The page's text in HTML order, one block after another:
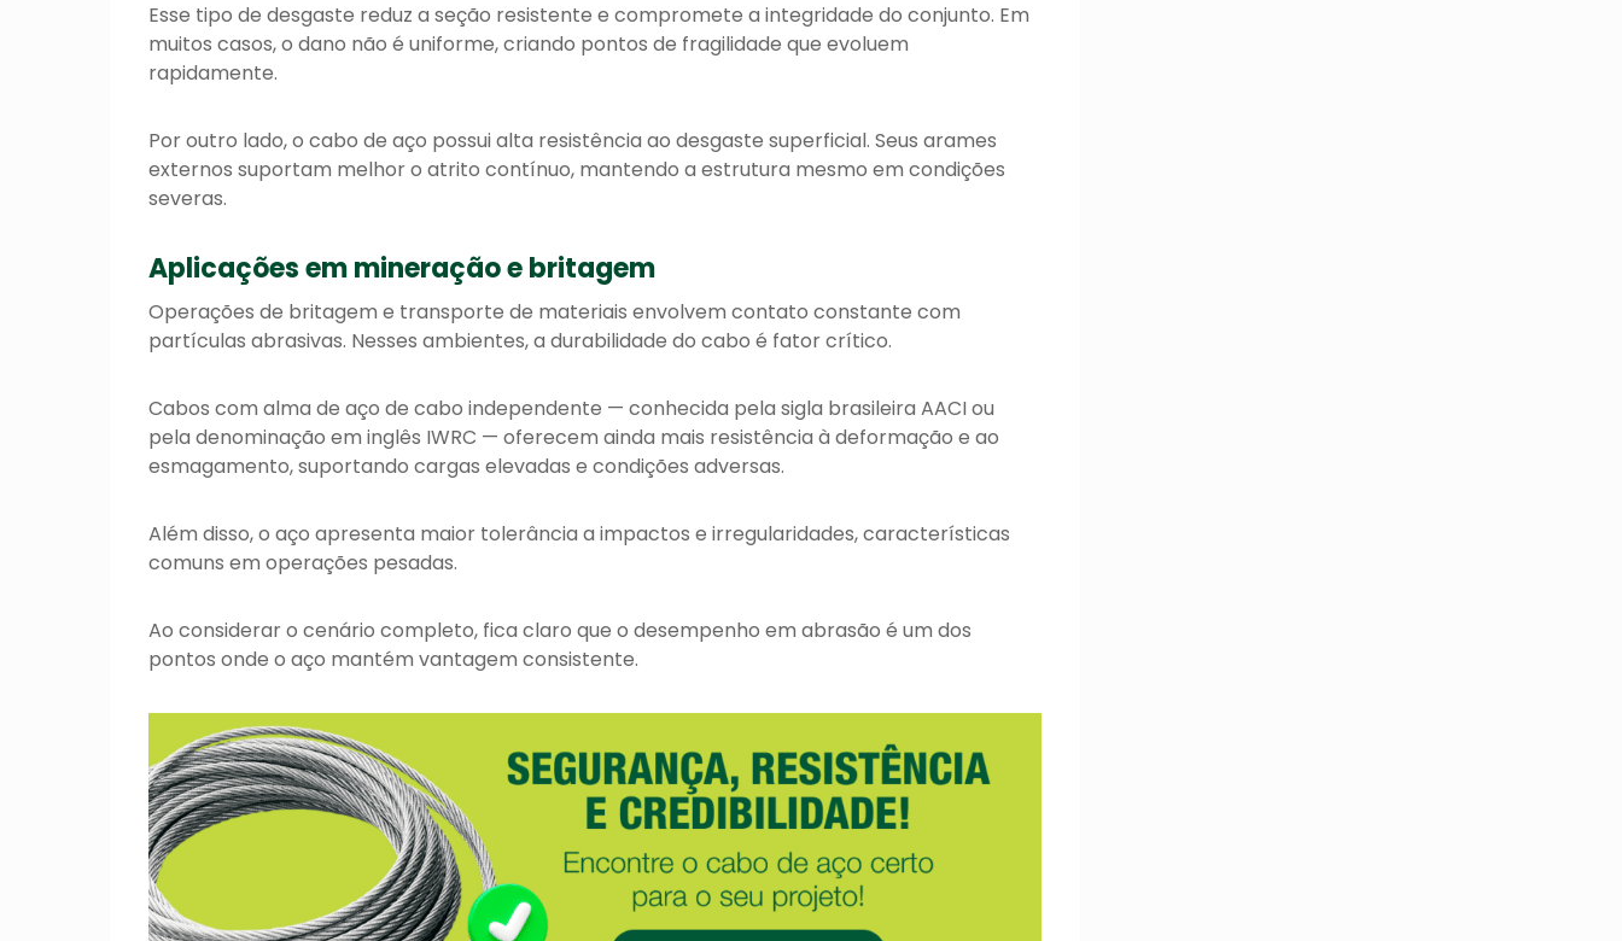
Esse tipo de desgaste reduz a seção resistente e compromete a integridade do conjunto. Em
muitos casos, o dano não é uniforme, criando pontos de fragilidade que evoluem
rapidamente.
Por outro lado, o cabo de aço possui alta resistência ao desgaste superficial. Seus arames
externos suportam melhor o atrito contínuo, mantendo a estrutura mesmo em condições
severas.
Aplicações em mineração e britagem
Operações de britagem e transporte de materiais envolvem contato constante com
partículas abrasivas. Nesses ambientes, a durabilidade do cabo é fator crítico.
Cabos com alma de aço de cabo independente — conhecida pela sigla brasileira AACI ou
pela denominação em inglês IWRC — oferecem ainda mais resistência à deformação e ao
esmagamento, suportando cargas elevadas e condições adversas.
Além disso, o aço apresenta maior tolerância a impactos e irregularidades, características
comuns em operações pesadas.
Ao considerar o cenário completo, fica claro que o desempenho em abrasão é um dos
pontos onde o aço mantém vantagem consistente.